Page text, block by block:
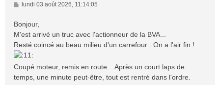
M
e
s
s
g
e
lundi 03 août 2026, 11:14:05
Bonjour,
M'est arrivé un truc avec l'actionneur de la BVA...
Resté coincé au beau milieu d'un carrefour : On a l'air fin !
Coupé moteur, remis en route... Après un court laps de
temps, une minute peut-être, tout est rentré dans l'ordre.